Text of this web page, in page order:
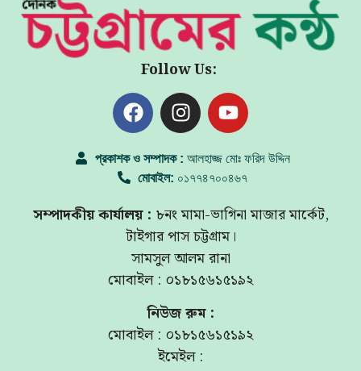
Follow Us:
প্রকাশক ও সম্পাদক : আলহাজ্জ মোঃ ফরিদ উদ্দিন
মোবাইল: ০১৭৭৪৭০০৪৬৭
সম্পাদকীয় কার্যালয় : ৮নং মামা-ভাগিনা মাজার মার্কেট,
টাইগার পাস চট্টগ্রাম।
সামসুল আলম রানা
মোবাইল : ০১৮১৫৬১৫১৯২
নিউজ রুম :
মোবাইল : ০১৮১৫৬১৫১৯২
ইমেইল :